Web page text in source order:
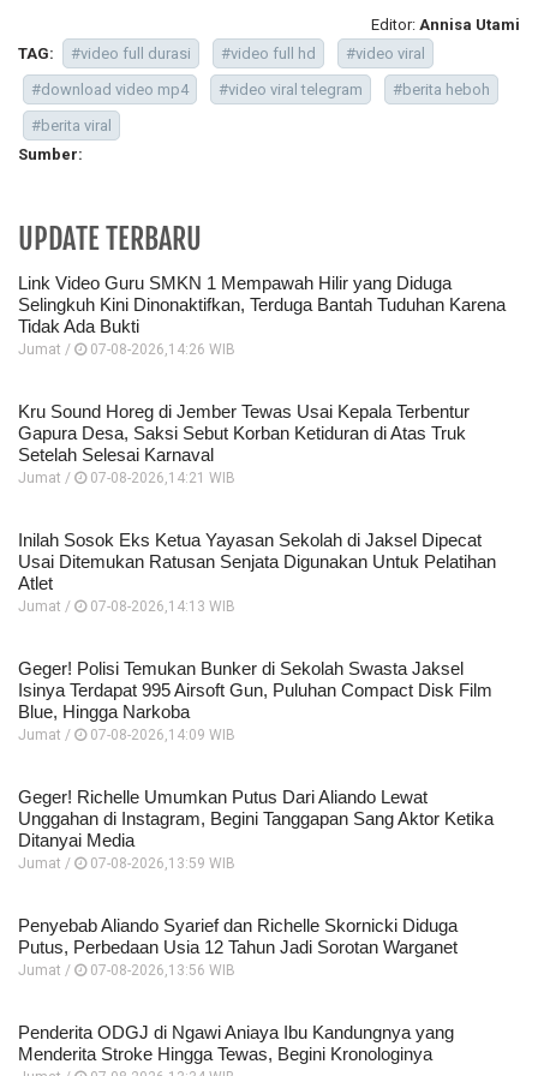
Editor: Annisa Utami
TAG:
#video full durasi #video full hd
#video viral
#download video mp4
#video viral telegram
#berita heboh
#berita viral
Sumber:
UPDATE TERBARU
Link Video Guru SMKN 1 Mempawah Hilir yang Diduga
Selingkuh Kini Dinonaktifkan, Terduga Bantah Tuduhan Karena
Tidak Ada Bukti
Jumat / 07-08-2026,14:26 WIB
Kru Sound Horeg di Jember Tewas Usai Kepala Terbentur
Gapura Desa, Saksi Sebut Korban Ketiduran di Atas Truk
Setelah Selesai Karnaval
Jumat / 07-08-2026,14:21 WIB
Inilah Sosok Eks Ketua Yayasan Sekolah di Jaksel Dipecat
Usai Ditemukan Ratusan Senjata Digunakan Untuk Pelatihan
Atlet
Jumat / 07-08-2026,14:13 WIB
Geger! Polisi Temukan Bunker di Sekolah Swasta Jaksel
Isinya Terdapat 995 Airsoft Gun, Puluhan Compact Disk Film
Blue, Hingga Narkoba
Jumat / 07-08-2026,14:09 WIB
Geger! Richelle Umumkan Putus Dari Aliando Lewat
Unggahan di Instagram, Begini Tanggapan Sang Aktor Ketika
Ditanyai Media
Jumat / 07-08-2026,13:59 WIB
Penyebab Aliando Syarief dan Richelle Skornicki Diduga
Putus, Perbedaan Usia 12 Tahun Jadi Sorotan Warganet
Jumat / 07-08-2026,13:56 WIB
Penderita ODGJ di Ngawi Aniaya Ibu Kandungnya yang
Menderita Stroke Hingga Tewas, Begini Kronologinya